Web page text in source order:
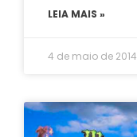
LEIA MAIS »
4 de maio de 2014